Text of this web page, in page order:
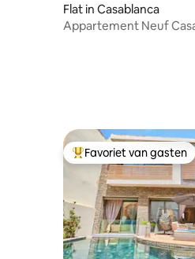
Flat in Casablanca
Appartement Neuf
Topfavoriet van gasten
Favoriet van gasten